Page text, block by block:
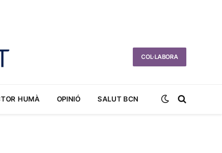
COL·LABORA
HUMÀ OPINIÓ SALUT BCN